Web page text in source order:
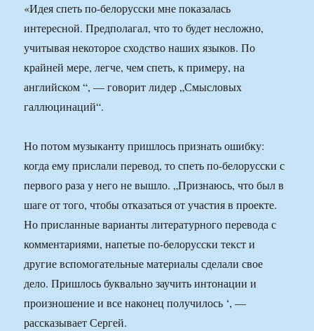
«Идея спеть по-белорусски мне показалась
интересной. Предполагал, что то будет несложно,
учитывая некоторое сходство наших языков. По
крайней мере, легче, чем спеть, к примеру, на
английском “, — говорит лидер „Смысловых
галлюцинаций“.
Но потом музыканту пришлось признать ошибку:
когда ему прислали перевод, то спеть по-белорусски с
первого раза у него не вышло. „Признаюсь, что был в
шаге от того, чтобы отказаться от участия в проекте.
Но присланные варианты литературного перевода с
комментариями, напетые по-белорусски текст и
другие вспомогательные материалы сделали свое
дело. Пришлось буквально заучить интонации и
произношение и все наконец получилось ‘, —
рассказывает Сергей.